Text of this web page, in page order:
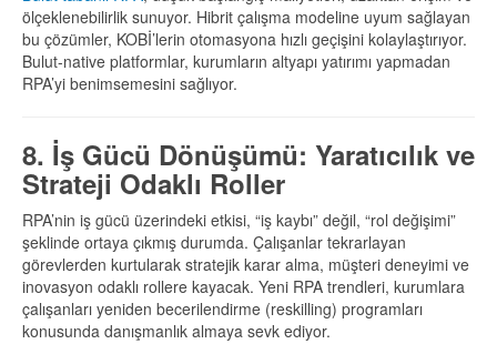
ölçeklenebilirlik sunuyor. Hibrit çalışma modeline uyum sağlayan
bu çözümler, KOBİ’lerin otomasyona hızlı geçişini kolaylaştırıyor.
Bulut-native platformlar, kurumların altyapı yatırımı yapmadan
RPA’yi benimsemesini sağlıyor.
8. İş Gücü Dönüşümü: Yaratıcılık ve
Strateji Odaklı Roller
RPA’nin iş gücü üzerindeki etkisi, “iş kaybı” değil, “rol değişimi”
şeklinde ortaya çıkmış durumda. Çalışanlar tekrarlayan
görevlerden kurtularak stratejik karar alma, müşteri deneyimi ve
inovasyon odaklı rollere kayacak. Yeni RPA trendleri, kurumlara
çalışanları yeniden becerilendirme (reskilling) programları
konusunda danışmanlık almaya sevk ediyor.